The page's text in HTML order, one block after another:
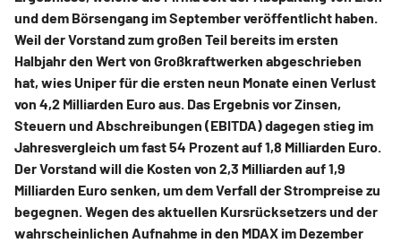
und dem Börsengang im September veröffentlicht haben.
Weil der Vorstand zum großen Teil bereits im ersten
Halbjahr den Wert von Großkraftwerken abgeschrieben
hat, wies Uniper für die ersten neun Monate einen Verlust
von 4,2 Milliarden Euro aus. Das Ergebnis vor Zinsen,
Steuern und Abschreibungen (EBITDA) dagegen stieg im
Jahresvergleich um fast 54 Prozent auf 1,8 Milliarden Euro.
Der Vorstand will die Kosten von 2,3 Milliarden auf 1,9
Milliarden Euro senken, um dem Verfall der Strompreise zu
begegnen. Wegen des aktuellen Kursrücksetzers und der
wahrscheinlichen Aufnahme in den MDAX im Dezember